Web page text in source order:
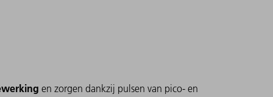
en zorgen dankzij pulsen van pico- en